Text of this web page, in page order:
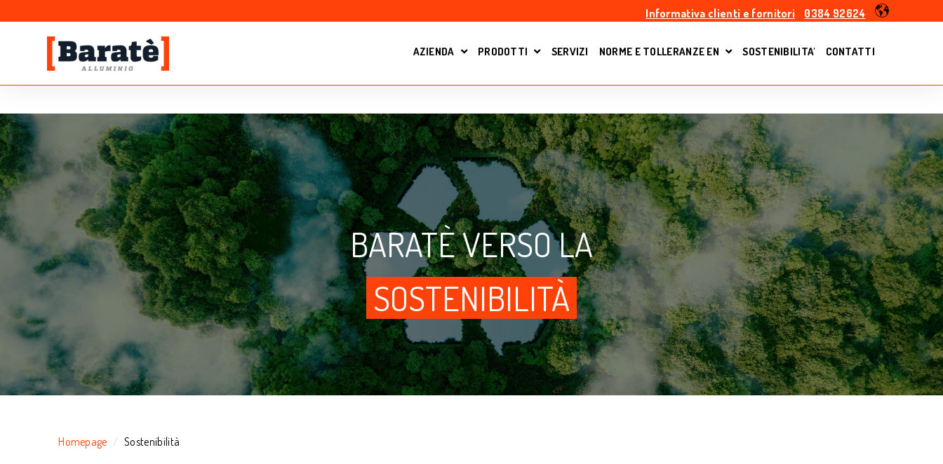
Informativa clienti e fornitori 0384 92624
OPEN SUBMENU FOR
AZIENDA PRODOTTI SHOW SUBMENU FOR PRODOTTI
SERVIZI NORME E TOLLERANZE EN SHOW SUBMENU FOR NORME E TOLLERANZE
SOSTENIBILITA' CONTATTI
BARATÈ VERSO LA
SOSTENIBILITÀ
Homepage Sostenibilità